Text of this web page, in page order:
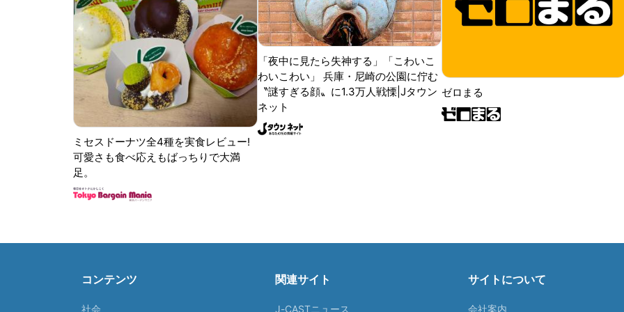
ミセスドーナツ全4種を実食レビュー!
可愛さも食べ応えもばっちりで大満
足。
「夜中に見たら失神する」「こわいこ
わいこわい」 兵庫・尼崎の公園に佇む
〝謎すぎる顔〟に1.3万人戦慄|Jタウン
ネット
ゼロまる
コンテンツ
社会
関連サイト
J-CASTニュース
サイトについて
会社案内